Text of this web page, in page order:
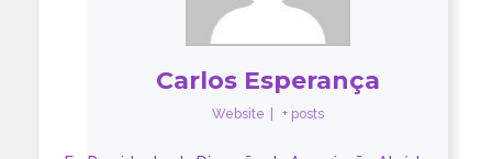
Carlos Esperança
Website + posts